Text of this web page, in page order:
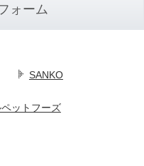
ォーム
SANKO
ットフーズ